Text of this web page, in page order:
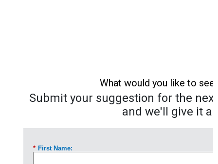
What would you like to
Submit your suggestion for the
and we'll give it a